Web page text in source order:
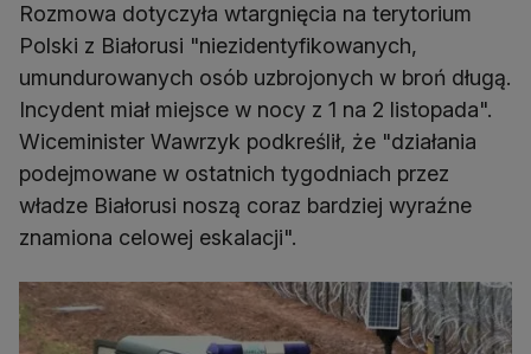
Rozmowa dotyczyła wtargnięcia na terytorium
Polski z Białorusi "niezidentyfikowanych,
umundurowanych osób uzbrojonych w broń długą.
Incydent miał miejsce w nocy z 1 na 2 listopada".
Wiceminister Wawrzyk podkreślił, że "działania
podejmowane w ostatnich tygodniach przez
władze Białorusi noszą coraz bardziej wyraźne
znamiona celowej eskalacji".